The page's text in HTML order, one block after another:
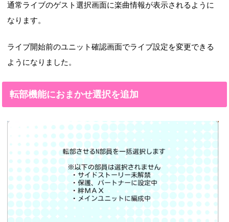
は、レアリティごとに決まった枚数がBOX
通常ライブのゲスト選択画面に楽曲情報が表示されるように
なります。
ライブ開始前のユニット確認画面でライブ設定を変更できる
ようになりました。
転部機能におまかせ選択を追加